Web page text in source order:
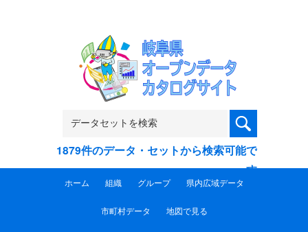
1879件のデータ・セットから検索可能で
す
ホーム 組織 グループ 県内広域データ
市町村データ 地図で見る